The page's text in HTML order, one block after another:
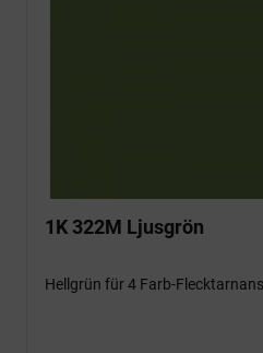
1K 322M Ljusgrön
Hellgrün für 4 Farb-